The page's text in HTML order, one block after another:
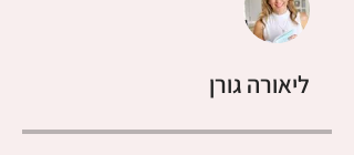
ליאורה גורן